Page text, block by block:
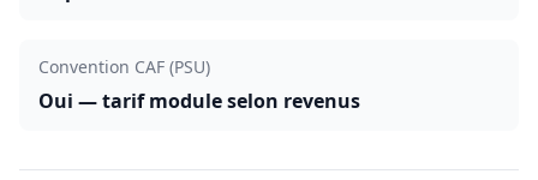
Convention CAF (PSU)
Oui — tarif module selon revenus